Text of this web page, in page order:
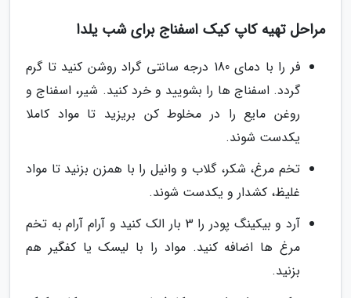
مراحل تهیه کاپ کیک اسفناج برای شب یلدا
فر را با دمای 180 درجه سانتی گراد روشن کنید تا گرم
گردد. اسفناج ها را بشویید و خرد کنید. شیر، اسفناج و
روغن مایع را در مخلوط کن بریزید تا مواد کاملا
یکدست شوند.
تخم مرغ، شکر، گلاب و وانیل را با همزن بزنید تا مواد
غلیظ، کشدار و یکدست شوند.
آرد و بیکینگ پودر را 3 بار الک کنید و آرام آرام به تخم
مرغ ها اضافه کنید. مواد را با لیسک یا کفگیر هم
بزنید.